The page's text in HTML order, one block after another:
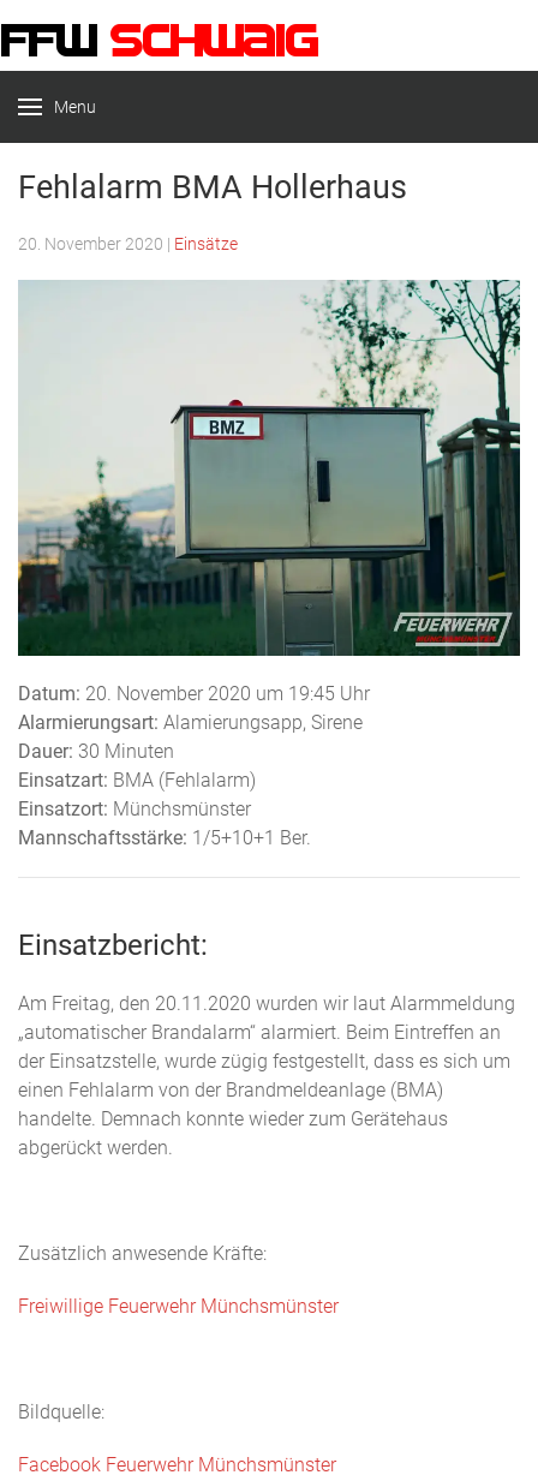
FFW-Schwaig
Menu
Fehlalarm BMA Hollerhaus
20. November 2020 | Einsätze
Datum: 20. November 2020 um 19:45 Uhr
Alarmierungsart: Alamierungsapp, Sirene
Dauer: 30 Minuten
Einsatzart: BMA (Fehlalarm)
Einsatzort: Münchsmünster
Mannschaftsstärke: 1/5+10+1 Ber.
Einsatzbericht:
Am Freitag, den 20.11.2020 wurden wir laut Alarmmeldung
„automatischer Brandalarm“ alarmiert. Beim Eintreffen an
der Einsatzstelle, wurde zügig festgestellt, dass es sich um
einen Fehlalarm von der Brandmeldeanlage (BMA)
handelte. Demnach konnte wieder zum Gerätehaus
abgerückt werden.
Zusätzlich anwesende Kräfte:
Freiwillige Feuerwehr Münchsmünster
Bildquelle:
Facebook Feuerwehr Münchsmünster